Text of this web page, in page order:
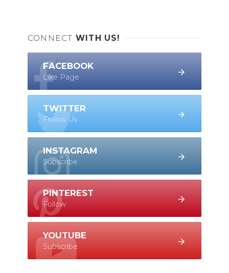
CONNECT WITH US!
FACEBOOK
Like Page
TWITTER
Follow Us
INSTAGRAM
Subscribe
PINTEREST
Follow
YOUTUBE
Subscribe